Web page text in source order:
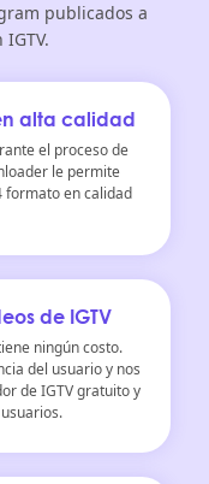
publicados a
alta calidad
el proceso de
le permite
formato en calidad
de IGTV
ningún costo.
del usuario y nos
de IGTV gratuito y